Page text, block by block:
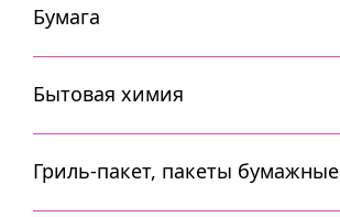
Бумага
Бытовая химия
Гриль-пакет, пакеты бумажные